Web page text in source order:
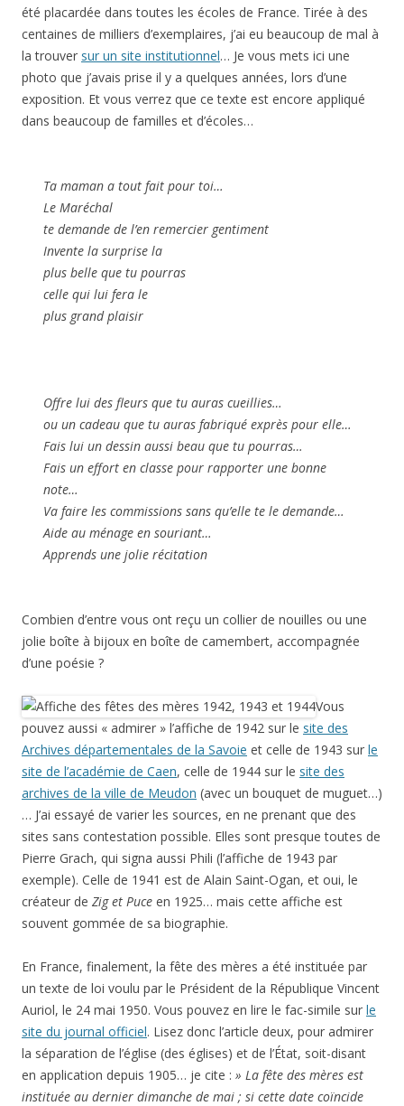
été placardée dans toutes les écoles de France. Tirée à des
centaines de milliers d’exemplaires, j’ai eu beaucoup de mal à
la trouver sur un site institutionnel… Je vous mets ici une
photo que j’avais prise il y a quelques années, lors d’une
exposition. Et vous verrez que ce texte est encore appliqué
dans beaucoup de familles et d’écoles…
Ta maman a tout fait pour toi…
Le Maréchal
te demande de l’en remercier gentiment
Invente la surprise la
plus belle que tu pourras
celle qui lui fera le
plus grand plaisir
Offre lui des fleurs que tu auras cueillies…
ou un cadeau que tu auras fabriqué exprès pour elle…
Fais lui un dessin aussi beau que tu pourras…
Fais un effort en classe pour rapporter une bonne
note…
Va faire les commissions sans qu’elle te le demande…
Aide au ménage en souriant…
Apprends une jolie récitation
Combien d’entre vous ont reçu un collier de nouilles ou une
jolie boîte à bijoux en boîte de camembert, accompagnée
d’une poésie ?
Vous
pouvez aussi « admirer » l’affiche de 1942 sur le site des
Archives départementales de la Savoie et celle de 1943 sur le
site de l’académie de Caen, celle de 1944 sur le site des
archives de la ville de Meudon (avec un bouquet de muguet…)
… J’ai essayé de varier les sources, en ne prenant que des
sites sans contestation possible. Elles sont presque toutes de
Pierre Grach, qui signa aussi Phili (l’affiche de 1943 par
exemple). Celle de 1941 est de Alain Saint-Ogan, et oui, le
créateur de Zig et Puce en 1925… mais cette affiche est
souvent gommée de sa biographie.
En France, finalement, la fête des mères a été instituée par
un texte de loi voulu par le Président de la République Vincent
Auriol, le 24 mai 1950. Vous pouvez en lire le fac-simile sur le
site du journal officiel. Lisez donc l’article deux, pour admirer
la séparation de l’église (des églises) et de l’État, soit-disant
en application depuis 1905… je cite : » La fête des mères est
instituée au dernier dimanche de mai ; si cette date coïncide